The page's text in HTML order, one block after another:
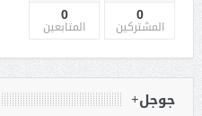
0
المشتركين
0
المتابعين
جوجل+